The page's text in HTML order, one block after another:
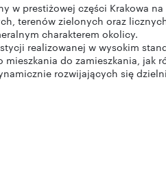
w prestiżowej części Krakowa na
terenów zielonych oraz
charakterem okolicy.
realizowanej w wysokim
do zamieszkania, jak
rozwijających się